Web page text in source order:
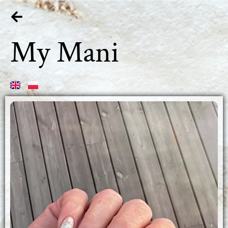
My Mani